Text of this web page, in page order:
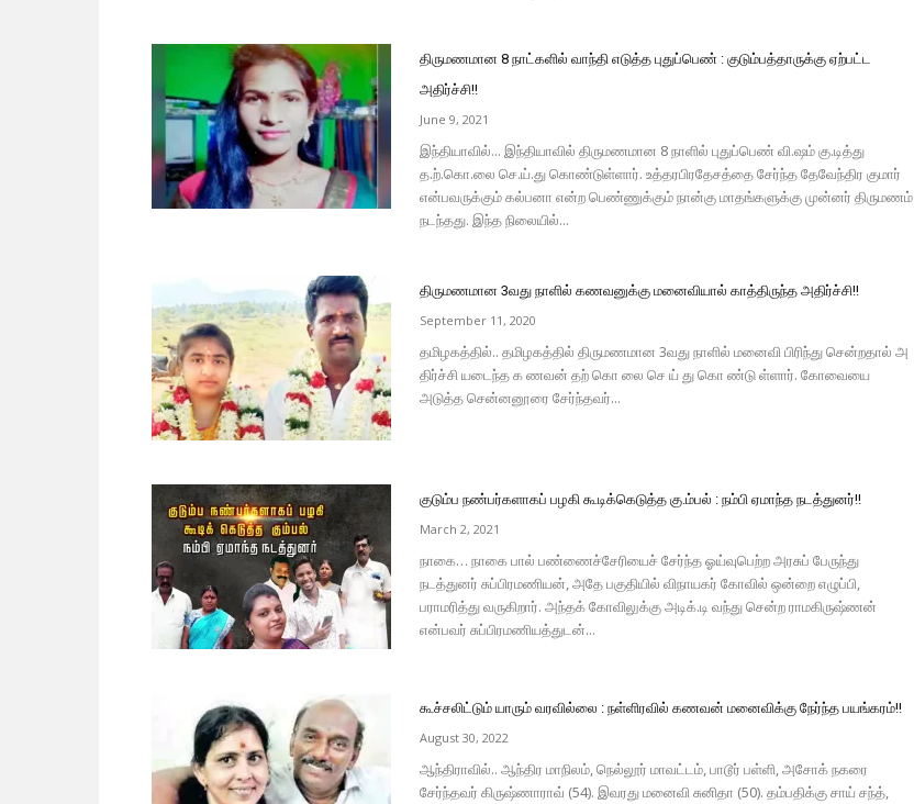
திருமணமான 8 நாட்களில் வாந்தி எடுத்த புதுப்பெண் : குடும்பத்தாருக்கு ஏற்பட்ட
அதிர்ச்சி!!
June 9, 2021
இந்தியாவில்... இந்தியாவில் திருமணமான 8 நாளில் புதுப்பெண் வி.ஷம் கு.டித்து
த.ற்.கொ.லை செ.ய்.து கொண்டுள்ளார். உத்தரபிரதேசத்தை சேர்ந்த தேவேந்திர குமார்
என்பவருக்கும் கல்பனா என்ற பெண்ணுக்கும் நான்கு மாதங்களுக்கு முன்னர் திருமணம்
நடந்தது. இந்த நிலையில்...
திருமணமான 3வது நாளில் கணவனுக்கு மனைவியால் காத்திருந்த அதிர்ச்சி!!
September 11, 2020
தமிழகத்தில்.. தமிழகத்தில் திருமணமான 3வது நாளில் மனைவி பிரிந்து சென்றதால் அ
திர்ச்சி யடைந்த க ணவன் தற் கொ லை செ ய் து கொ ண்டு ள்ளார். கோவையை
அடுத்த சென்னனூரை சேர்ந்தவர்...
குடும்ப நண்பர்களாகப் பழகி கூடிக்கெடுத்த கு.ம்பல் : நம்பி ஏமாந்த நடத்துனர்!!
March 2, 2021
நாகை… நாகை பால் பண்ணைச்சேரியைச் சேர்ந்த ஓய்வுபெற்ற அரசுப் பேருந்து
நடத்துனர் சுப்பிரமணியன், அதே பகுதியில் விநாயகர் கோவில் ஒன்றை எழுப்பி,
பராமரித்து வருகிறார். அந்தக் கோவிலுக்கு அடிக்.டி வந்து சென்ற ராமகிருஷ்ணன்
என்பவர் சுப்பிரமணியத்துடன்...
கூச்சலிட்டும் யாரும் வரவில்லை : நள்ளிரவில் கணவன் மனைவிக்கு நேர்ந்த பயங்கரம்!!
August 30, 2022
ஆந்திராவில்.. ஆந்திர மாநிலம், நெல்லூர் மாவட்டம், பாடூர் பள்ளி, அசோக் நகரை
சேர்ந்தவர் கிருஷ்ணாராவ் (54). இவரது மனைவி சுனிதா (50). தம்பதிக்கு சாய் சந்த்,